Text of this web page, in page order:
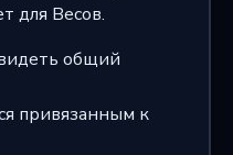
для Весов.
общий
привязанным к